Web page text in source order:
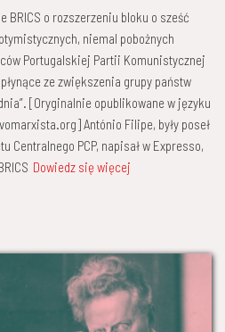
BRICS o rozszerzeniu bloku o sześć
niemal pobożnych
Portugalskiej Partii Komunistycznej
ze zwiększenia grupy państw
[Oryginalnie opublikowane w języku
António Filipe, były poseł
Centralnego PCP, napisał w Expresso,
Dowiedz się więcej